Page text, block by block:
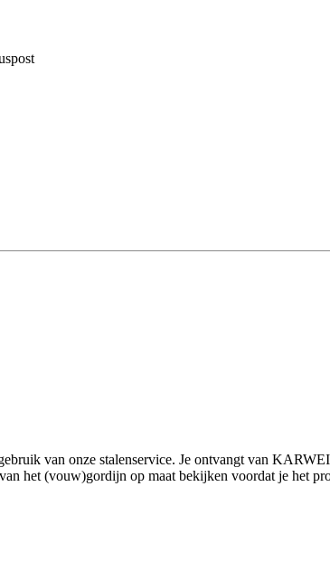
van onze stalenservice. Je ontvangt van
het (vouw)gordijn op maat bekijken voordat je het